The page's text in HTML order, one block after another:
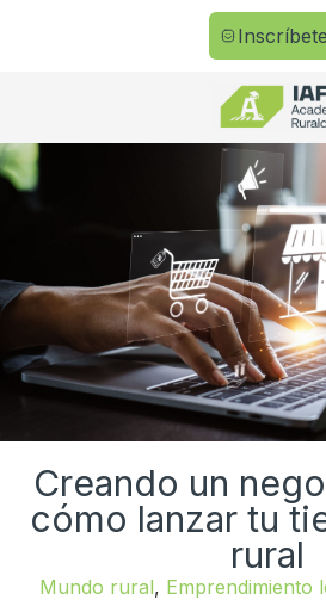
Inscríbete
Creando un
cómo lanzar tu
rural
Mundo rural, Emprendimiento